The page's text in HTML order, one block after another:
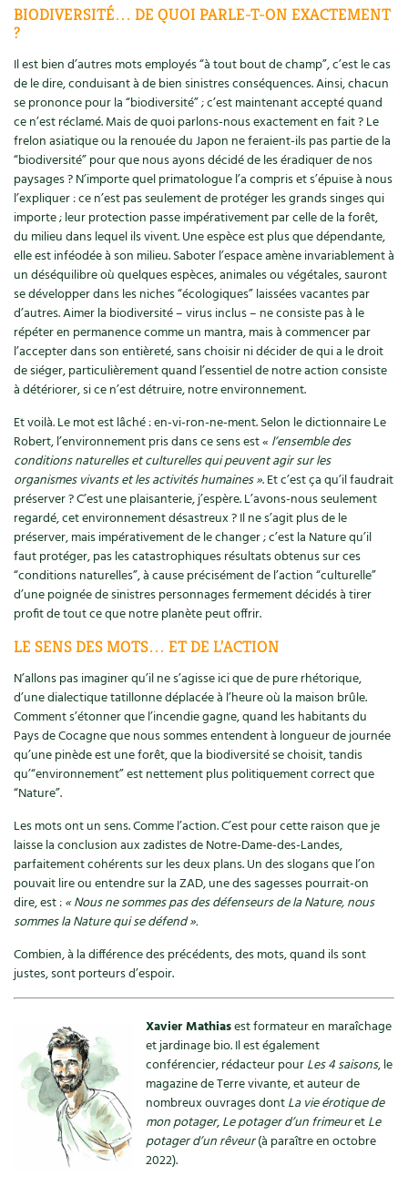
Conception et gros oeuvre
Matériaux écologiques
Énergie
Gestion de l’eau
Entretien de la maison
Décoration et petit bricolage
Santé et bien-être
Les plantes et leurs vertus
Soins et cosmétiques au naturel
Société et alternatives
Vivre l’écologie
Protéger la nature
Autonomie
Actions pour la planète
Les 4 saisons
Archives
Carnets de saison
Compléments
Dossier4 saisons
Actualités
Vidéos et podcasts
Secrets d’abonné
Tous au jardin ! avec Pascal
La vie secrète du jardin
Trocs & petites annonces
Appels à témoignage
Bonnes adresses
Liste des pépiniéristes
Mieux consommer
BIODIVERSITÉ… DE QUOI PARLE-T-ON EXACTEMENT
?
Il est bien d’autres mots employés “à tout bout de champ”, c’est le cas
de le dire, conduisant à de bien sinistres conséquences. Ainsi, chacun
se prononce pour la “biodiversité” ; c’est maintenant accepté quand
ce n’est réclamé. Mais de quoi parlons-nous exactement en fait ? Le
frelon asiatique ou la renouée du Japon ne feraient-ils pas partie de la
“biodiversité” pour que nous ayons décidé de les éradiquer de nos
paysages ? N’importe quel primatologue l’a compris et s’épuise à nous
l’expliquer : ce n’est pas seulement de protéger les grands singes qui
importe ; leur protection passe impérativement par celle de la forêt,
du milieu dans lequel ils vivent. Une espèce est plus que dépendante,
elle est inféodée à son milieu. Saboter l’espace amène invariablement à
un déséquilibre où quelques espèces, animales ou végétales, sauront
se développer dans les niches “écologiques” laissées vacantes par
d’autres. Aimer la biodiversité – virus inclus – ne consiste pas à le
répéter en permanence comme un mantra, mais à commencer par
l’accepter dans son entièreté, sans choisir ni décider de qui a le droit
de siéger, particulièrement quand l’essentiel de notre action consiste
à détériorer, si ce n’est détruire, notre environnement.
Et voilà. Le mot est lâché : en-vi-ron-ne-ment. Selon le dictionnaire Le
Robert, l’environnement pris dans ce sens est « l’ensemble des
conditions naturelles et culturelles qui peuvent agir sur les
organismes vivants et les activités humaines ». Et c’est ça qu’il faudrait
préserver ? C’est une plaisanterie, j’espère. L’avons-nous seulement
regardé, cet environnement désastreux ? Il ne s’agit plus de le
préserver, mais impérativement de le changer ; c’est la Nature qu’il
faut protéger, pas les catastrophiques résultats obtenus sur ces
“conditions naturelles”, à cause précisément de l’action “culturelle”
d’une poignée de sinistres personnages fermement décidés à tirer
profit de tout ce que notre planète peut offrir.
LE SENS DES MOTS… ET DE L’ACTION
N’allons pas imaginer qu’il ne s’agisse ici que de pure rhétorique,
d’une dialectique tatillonne déplacée à l’heure où la maison brûle.
Comment s’étonner que l’incendie gagne, quand les habitants du
Pays de Cocagne que nous sommes entendent à longueur de journée
qu’une pinède est une forêt, que la biodiversité se choisit, tandis
qu’“environnement” est nettement plus politiquement correct que
“Nature”.
Les mots ont un sens. Comme l’action. C’est pour cette raison que je
laisse la conclusion aux zadistes de Notre-Dame-des-Landes,
parfaitement cohérents sur les deux plans. Un des slogans que l’on
pouvait lire ou entendre sur la ZAD, une des sagesses pourrait-on
dire, est :« Nous ne sommes pas des défenseurs de la Nature, nous
sommes la Nature qui se défend ».
Combien, à la différence des précédents, des mots, quand ils sont
justes, sont porteurs d’espoir.
Xavier Mathiasest formateur en maraîchage
et jardinage bio. Il est également
conférencier, rédacteur pourLes 4 saisons, le
magazine de Terre vivante, et auteur de
nombreux ouvrages dontLa vie érotique de
mon potager,Le potager d’un frimeuretLe
potager d’un rêveur(à paraître en octobre
2022).